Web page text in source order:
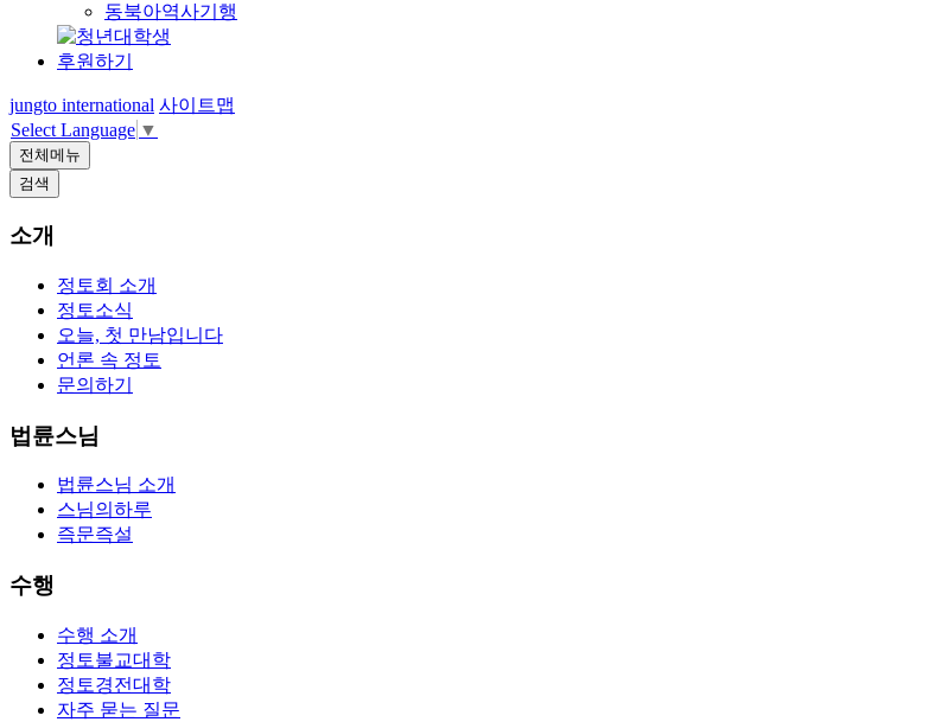
동북아역사기행
후원하기
jungto international 사이트맵
Select Language ▼
전체메뉴
검색
소개
정토회 소개
정토소식
오늘, 첫 만남입니다
언론 속 정토
문의하기
법륜스님
법륜스님 소개
스님의하루
즉문즉설
수행
수행 소개
정토불교대학
정토경전대학
자주 묻는 질문